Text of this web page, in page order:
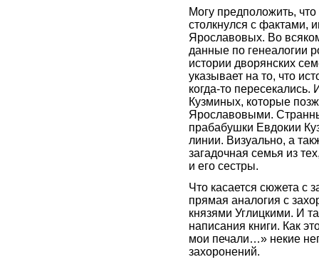
Могу предположить,
столкнулся с фактами,
Ярославовых. Во
данные по генеалогии
истории дворянских
указывает на то, что
когда-то
Кузминых, которые
Ярославовыми.
прабабушки Евдокии
линии. Визуально, а
загадочная семья из
и его сестры.
Что касается сюжета с
прямая аналогия с
князями Углицкими. И
написания книги. Как
мои печали…» некие
захоронений.